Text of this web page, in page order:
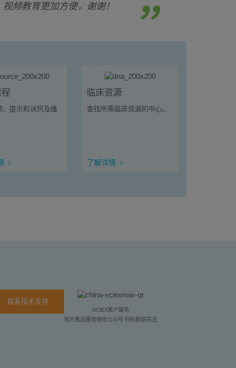
频教育更加方便，谢谢！
、提示和诀窍及维
临床资源
查找所需临床资源的中心。
了解详情
联系技术支持
SCIEX客户服务
官方售后服务微信公众号 扫码即刻关注